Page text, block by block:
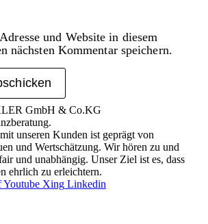
und Website in diesem
nächsten Kommentar speichern.
unseren Kunden ist geprägt von
und Wertschätzung. Wir hören zu und
und unab­hängig. Unser Ziel ist es, dass
ehrlich zu erleichtern.
Youtube Xing Linkedin